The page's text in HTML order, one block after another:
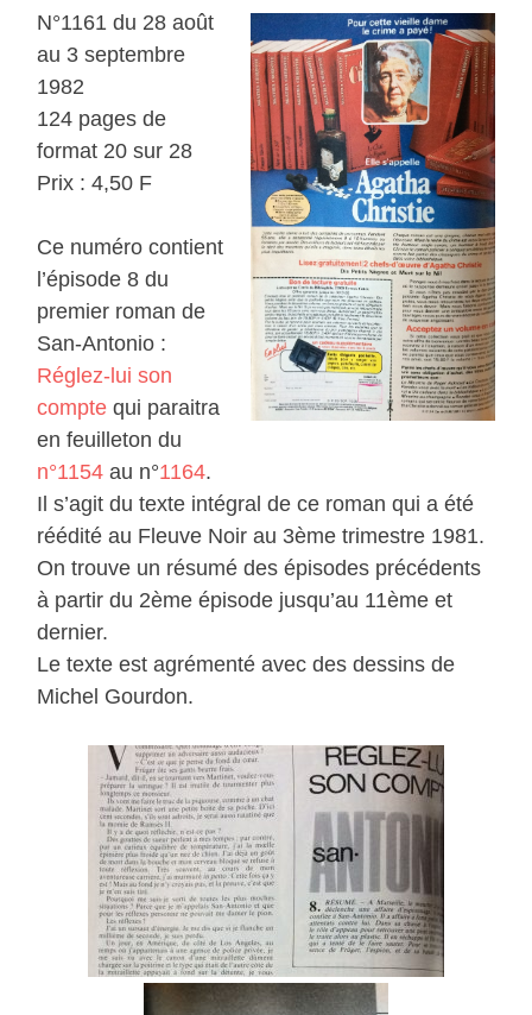
N°1161 du 28 août
au 3 septembre
1982
124 pages de
format 20 sur 28
Prix : 4,50 F
Ce numéro contient
l’épisode 8 du
premier roman de
San-Antonio :
Réglez-lui son
compte qui paraitra
en feuilleton du
n°1154 au n°1164.
Il s’agit du texte intégral de ce roman qui a été
réédité au Fleuve Noir au 3ème trimestre 1981.
On trouve un résumé des épisodes précédents
à partir du 2ème épisode jusqu’au 11ème et
dernier.
Le texte est agrémenté avec des dessins de
Michel Gourdon.